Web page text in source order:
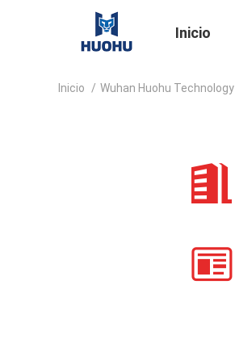
Inicio
Inicio / Wuhan Huohu